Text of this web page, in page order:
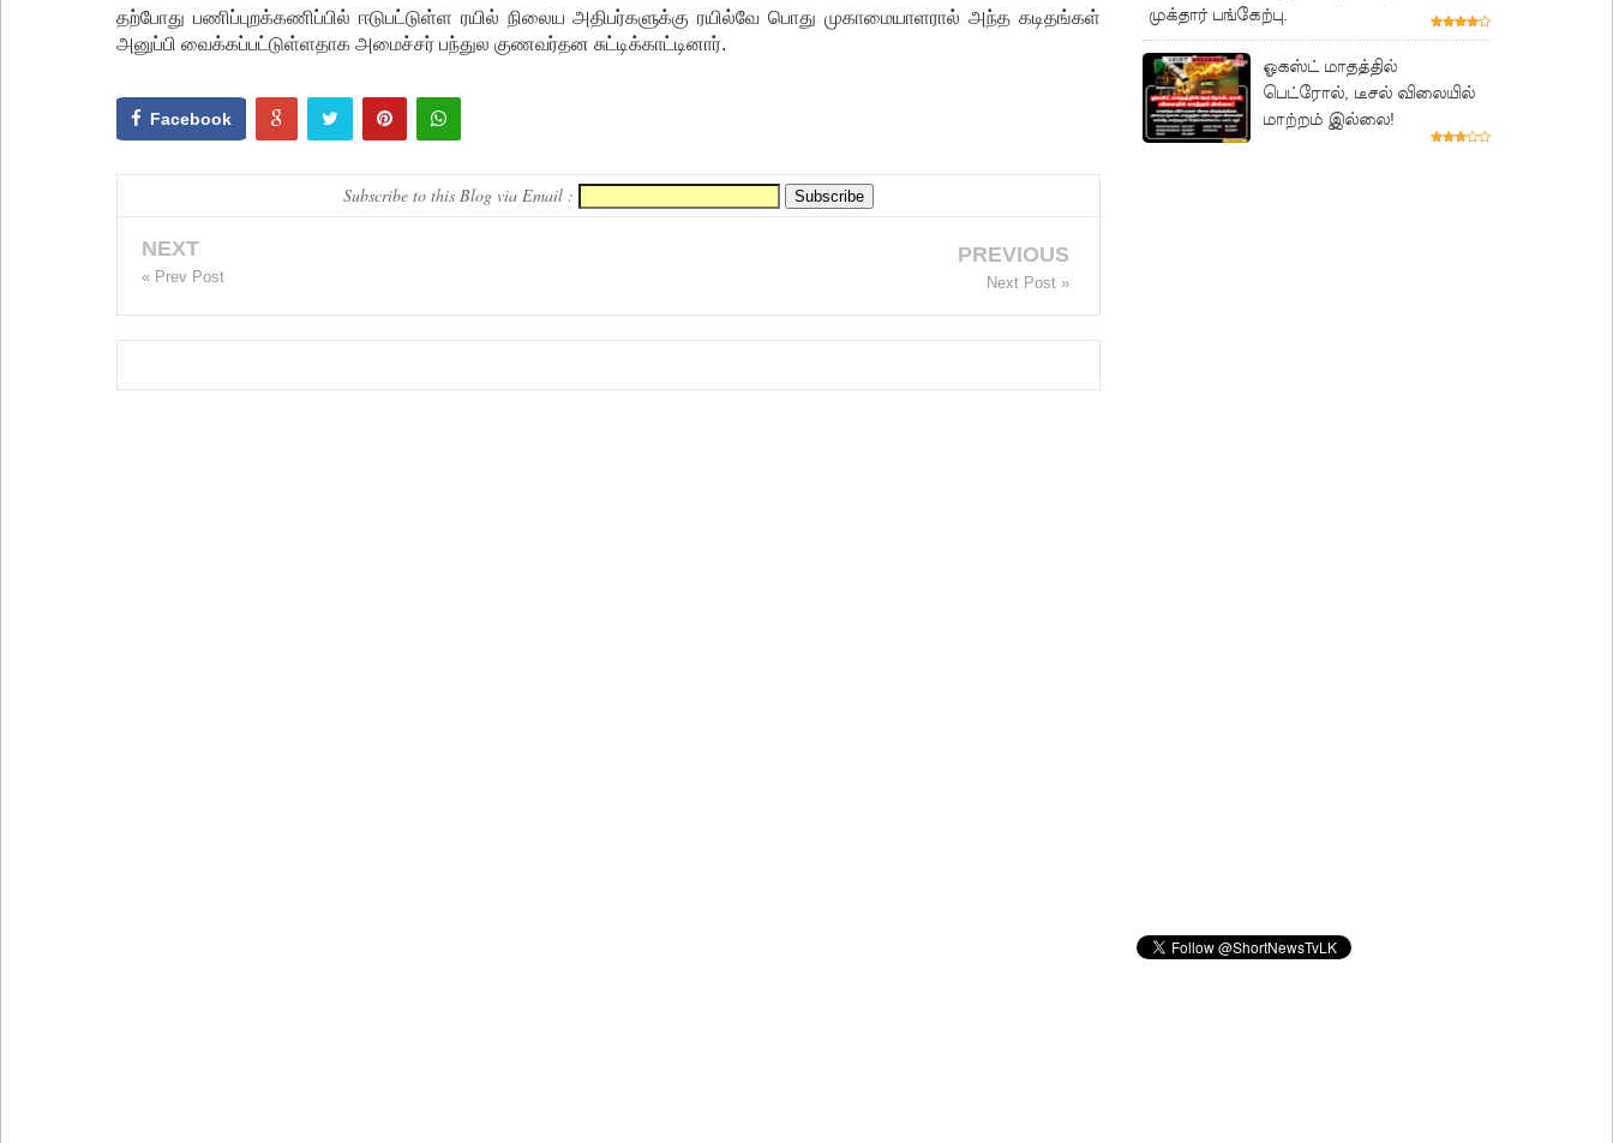
தற்போது பணிப்புறக்கணிப்பில் ஈடுபட்டுள்ள ரயில் நிலைய அதிபர்களுக்கு ரயில்வே பொது முகாமையாளரால் அந்த கடிதங்கள்
அனுப்பி வைக்கப்பட்டுள்ளதாக அமைச்சர் பந்துல குணவர்தன சுட்டிக்காட்டினார்.
Facebook
Subscribe to this Blog via Email :
NEXT
« Prev Post
PREVIOUS
Next Post »
முக்தார் பங்கேற்பு.
ஓகஸ்ட் மாதத்தில்
பெட்ரோல், டீசல் விலையில்
மாற்றம் இல்லை!